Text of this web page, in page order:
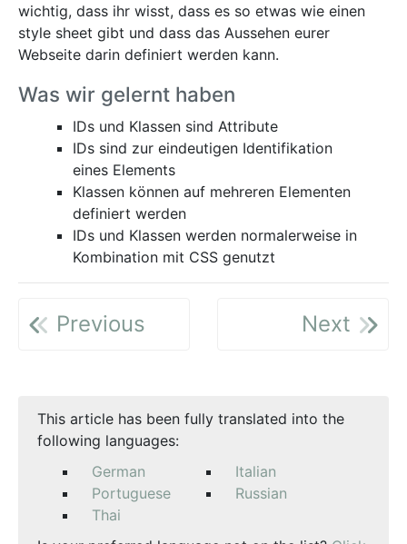
wichtig, dass ihr wisst, dass es so etwas wie einen
style sheet gibt und dass das Aussehen eurer
Webseite darin definiert werden kann.
Was wir gelernt haben
IDs und Klassen sind Attribute
IDs sind zur eindeutigen Identifikation
eines Elements
Klassen können auf mehreren Elementen
definiert werden
IDs und Klassen werden normalerweise in
Kombination mit CSS genutzt
Previous Next
This article has been fully translated into the
following languages:
German
Italian
Portuguese
Russian
Thai